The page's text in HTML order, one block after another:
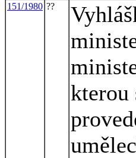
151/1980 ??
kterou